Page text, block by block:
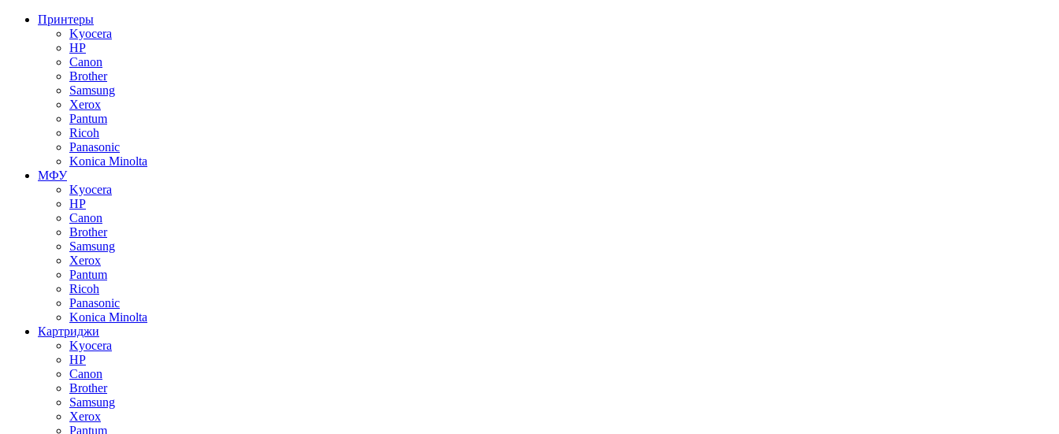
Принтеры
Kyocera
HP
Canon
Brother
Samsung
Xerox
Pantum
Ricoh
Panasonic
Konica Minolta
МФУ
Kyocera
HP
Canon
Brother
Samsung
Xerox
Pantum
Ricoh
Panasonic
Konica Minolta
Картриджи
Kyocera
HP
Canon
Brother
Samsung
Xerox
Pantum